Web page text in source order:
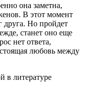
она заметна,
В этот момент
друга. Но пройдет
станет оно еще
нет ответа,
любовь между